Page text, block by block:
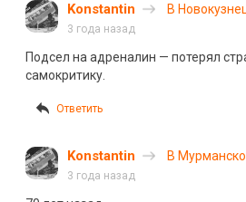
Konstantin
В
3 года назад
Подсел на адреналин — потерял
самокритику.
Ответить
Konstantin
В
3 года назад